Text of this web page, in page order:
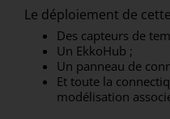
Le déploiement de
Des capteurs de
Un EkkoHub ;
Un panneau de
Et toute la
modélisation